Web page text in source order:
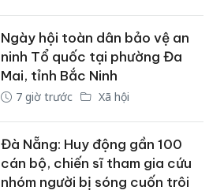
Ngày hội toàn dân bảo vệ an
ninh Tổ quốc tại phường Đa
Mai, tỉnh Bắc Ninh
7 giờ trước Xã hội
Đà Nẵng: Huy động gần 100
cán bộ, chiến sĩ tham gia cứu
nhóm người bị sóng cuốn trôi